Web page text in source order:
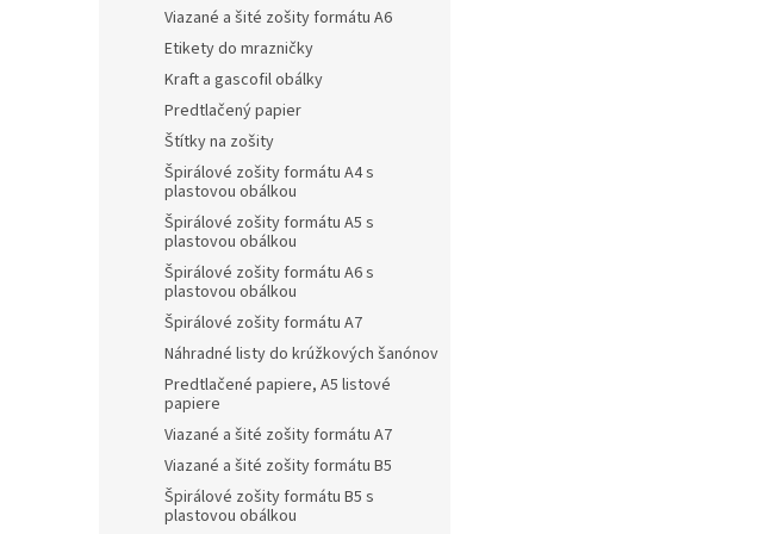
Viazané a šité zošity formátu A6
Etikety do mrazničky
Kraft a gascofil obálky
Predtlačený papier
Štítky na zošity
Špirálové zošity formátu A4 s
plastovou obálkou
Špirálové zošity formátu A5 s
plastovou obálkou
Špirálové zošity formátu A6 s
plastovou obálkou
Špirálové zošity formátu A7
Náhradné listy do krúžkových šanónov
Predtlačené papiere, A5 listové
papiere
Viazané a šité zošity formátu A7
Viazané a šité zošity formátu B5
Špirálové zošity formátu B5 s
plastovou obálkou